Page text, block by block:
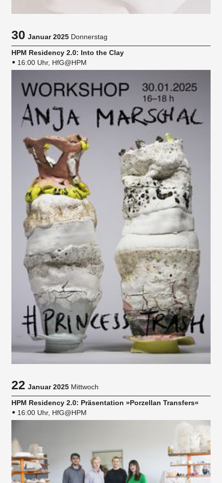
30Januar 2025 Donnerstag
HPM Residency 2.0: Into the Clay
16:00 Uhr, HfG@HPM
22Januar 2025 Mittwoch
HPM Residency 2.0: Präsentation »Porzellan Transfers«
16:00 Uhr, HfG@HPM